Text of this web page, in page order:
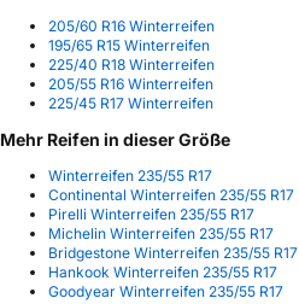
205/60 R16 Winterreifen
195/65 R15 Winterreifen
225/40 R18 Winterreifen
205/55 R16 Winterreifen
225/45 R17 Winterreifen
Mehr Reifen in dieser Größe
Winterreifen 235/55 R17
Continental Winterreifen 235/55 R17
Pirelli Winterreifen 235/55 R17
Michelin Winterreifen 235/55 R17
Bridgestone Winterreifen 235/55 R17
Hankook Winterreifen 235/55 R17
Goodyear Winterreifen 235/55 R17